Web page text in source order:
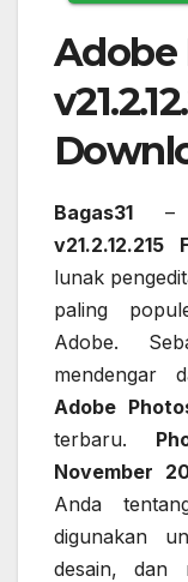
Adobe
Bagas31
v21.2.12.215
lunak
paling
Adobe.
mendengar
Adobe
terbaru.
November
Anda
digunakan
desain, dan